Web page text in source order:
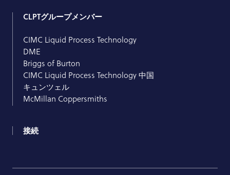
CLPTグループメンバー
CIMC Liquid Process Technology
DME
Briggs of Burton
CIMC Liquid Process Technology 中国
キュンツェル
McMillan Coppersmiths
接続